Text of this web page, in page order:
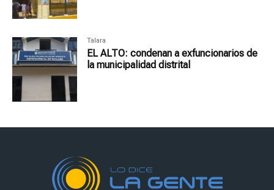
Talara
EL ALTO: condenan a exfuncionarios de
la municipalidad distrital